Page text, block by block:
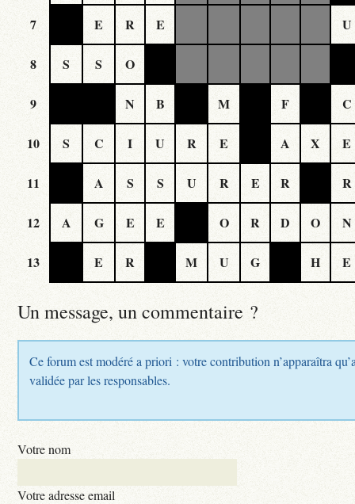
7 E R E U
8 S S O
9 N B M F C
10 S C I U R E A X E
11 A S S U R E R R
12 A G E E O R D O N
13 E R M U G H E
Un message, un commentaire ?
Ce forum est modéré a priori : votre contribution n’apparaîtra
validée par les responsables.
Votre nom
Votre adresse email